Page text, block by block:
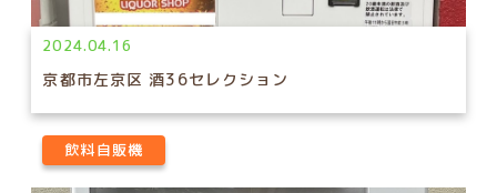
2024.04.16
京都市左京区 酒36セレクション
飲料自販機